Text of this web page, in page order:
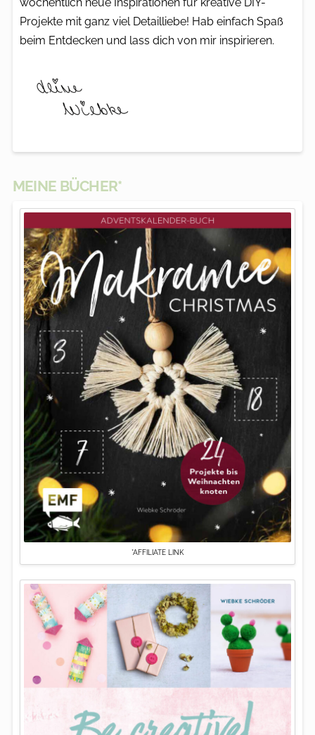
Projekte mit ganz viel Detailliebe! Hab einfach Spaß
beim Entdecken und lass dich von mir inspirieren.
MEINE BÜCHER*
*AFFILIATE LINK